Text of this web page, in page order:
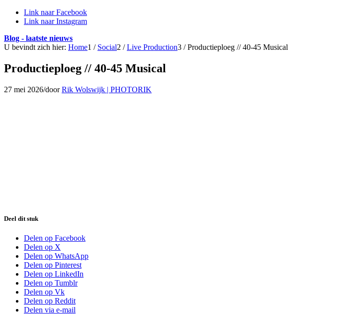
Link naar Facebook
Link naar Instagram
Blog - laatste nieuws
U bevindt zich hier: Home1 / Social2 / Live Production3 / Productieploeg // 40-45 Musical
Productieploeg // 40-45 Musical
27 mei 2026/doorRik Wolswijk | PHOTORIK
Deel dit stuk
Delen op Facebook
Delen op X
Delen op WhatsApp
Delen op Pinterest
Delen op LinkedIn
Delen op Tumblr
Delen op Vk
Delen op Reddit
Delen via e-mail